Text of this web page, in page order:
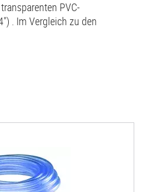
PVC-
. Im Vergleich zu den